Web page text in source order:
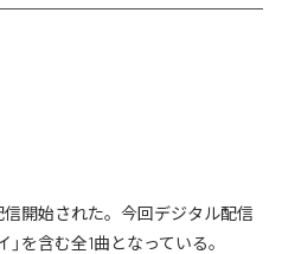
信開始された。今回デジタル配信
を含む全1曲となっている。